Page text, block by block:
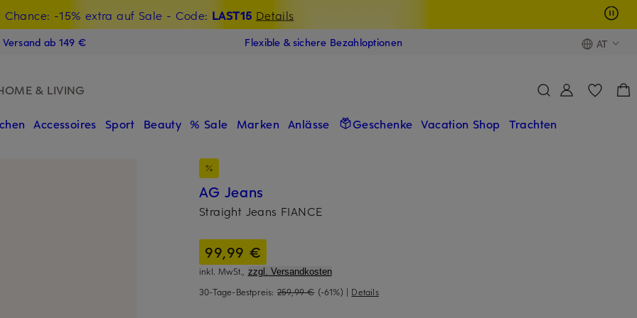
Chance: -15% extra auf Sale - Code: LAST15 Details
Willkommensgutschein mit Beyond sichern
ab 149 € Flexible & sichere Bezahloptionen AT
& LIVING
Accessoires Sport Beauty % Sale Marken Anlässe Geschenke Vacation Shop Trachten
AG Jeans
Straight Jeans FIANCE
99,99 €
inkl. MwSt., zzgl. Versandkosten
30-Tage-Bestpreis: 259,99 € (-61%) | Details